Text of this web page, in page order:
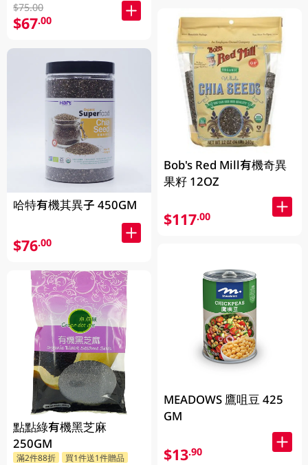
$75.00
$67.00
哈特有機其異子 450GM
$76.00
點點綠有機黑芝麻
250GM
滿2件88折 買1件送1件贈品
Bob's Red Mill有機奇異
果籽 12OZ
$117.00
MEADOWS 鷹咀豆 425
GM
$13.90